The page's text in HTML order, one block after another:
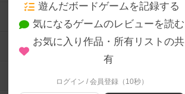
遊んだボードゲームを記録する
気になるゲームのレビューを読む
お気に入り作品・所有リストの共
有
ログイン / 会員登録（10秒）
ボードゲーム会情報
メカニクス特集
掲示板・トピックス